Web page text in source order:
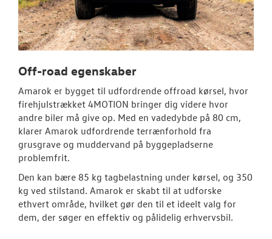
Off-road egenskaber
Amarok er bygget til udfordrende offroad kørsel, hvor
firehjulstrækket 4MOTION bringer dig videre hvor
andre biler må give op. Med en vadedybde på 80 cm,
klarer Amarok udfordrende terrænforhold fra
grusgrave og muddervand på byggepladserne
problemfrit.
Den kan bære 85 kg tagbelastning under kørsel, og 350
kg ved stilstand. Amarok er skabt til at udforske
ethvert område, hvilket gør den til et ideelt valg for
dem, der søger en effektiv og pålidelig erhvervsbil.